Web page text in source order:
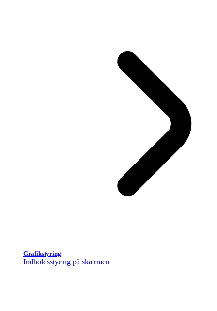
Grafikstyring
Indholdsstyring på skærmen